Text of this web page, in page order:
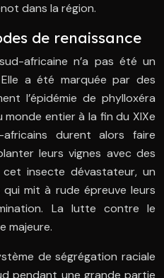
dans la région.
de renaissance
africaine n’a pas été un
a été marquée par des
l’épidémie de phylloxéra
entier à la fin du XIXe
durent alors faire
leurs vignes avec des
insecte dévastateur, un
mit à rude épreuve leurs
La lutte contre le
majeure.
de ségrégation raciale
pendant une grande partie